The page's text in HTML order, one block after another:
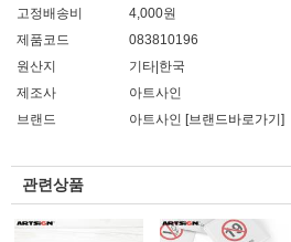
고정배송비
4,000원
제품코드
083810196
원산지
기타|한국
제조사
아트사인
브랜드
아트사인 [브랜드바로가기]
관련상품